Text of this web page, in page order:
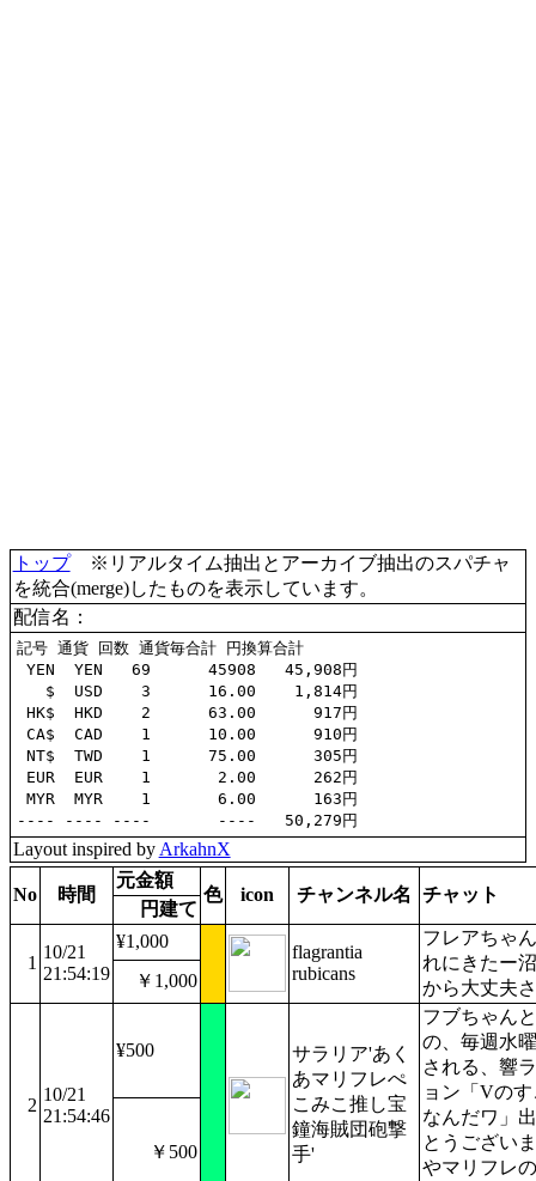
トップ※リアルタイム抽出とアーカイブ抽出のスパチャ
を統合(merge)したものを表示しています。
配信名：
記号 通貨 回数 通貨毎合計 円換算合計
YEN  YEN   69      45908   45,908円
   $  USD    3      16.00    1,814円
HK$  HKD    2      63.00      917円
CA$  CAD    1      10.00      910円
NT$  TWD    1      75.00      305円
EUR  EUR    1       2.00      262円
MYR  MYR    1       6.00      163円
Layout inspired by ArkahnX
No 時間
元金額
色 icon チャンネル名 チャット
円建て
1
10/21
21:54:19
¥1,000
flagrantia
rubicans
フレアちゃ
れにきたー
から大丈夫
￥1,000
2
10/21
21:54:46
¥500
サラリア'あく
あマリフレぺ
こみこ推し宝
鐘海賊団砲撃
手'
フブちゃん
の、毎週水
される、響
ョン「Vの
なんだワ」
とうござい
やマリフレ
￥500